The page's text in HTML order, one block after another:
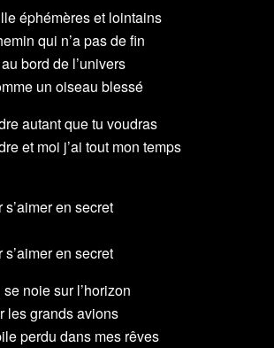
éphémères et lointains
qui n’a pas de fin
bord de l’univers
un oiseau blessé
autant que tu voudras
et moi j’ai tout mon temps
en secret
en secret
noie sur l’horizon
les grands avions
perdu dans mes rêves